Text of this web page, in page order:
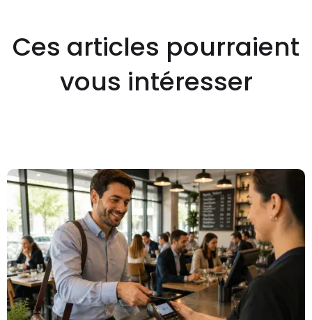
Ces articles pourraient
vous intéresser